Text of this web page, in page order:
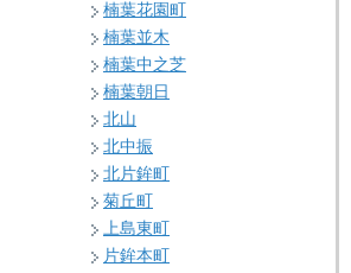
楠葉花園町
楠葉並木
楠葉中之芝
楠葉朝日
北山
北中振
北片鉾町
菊丘町
上島東町
片鉾本町